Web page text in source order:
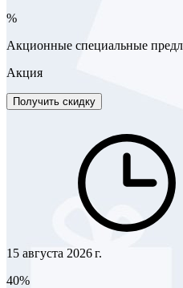
%
Акционные специальные
Акция
Получить скидку
15 августа 2026 г.
40%